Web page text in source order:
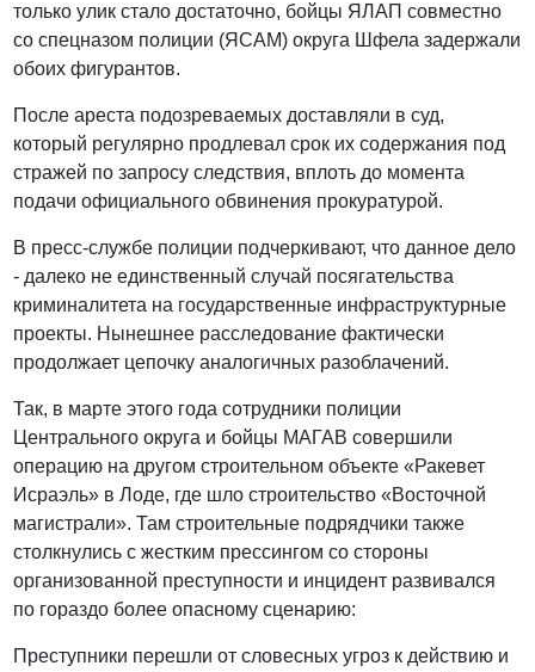
только улик стало достаточно, бойцы ЯЛАП совместно
со спецназом полиции (ЯСАМ) округа Шфела задержали
обоих фигурантов.
После ареста подозреваемых доставляли в суд,
который регулярно продлевал срок их содержания под
стражей по запросу следствия, вплоть до момента
подачи официального обвинения прокуратурой.
В пресс-службе полиции подчеркивают, что данное дело
- далеко не единственный случай посягательства
криминалитета на государственные инфраструктурные
проекты. Нынешнее расследование фактически
продолжает цепочку аналогичных разоблачений.
Так, в марте этого года сотрудники полиции
Центрального округа и бойцы МАГАВ совершили
операцию на другом строительном объекте «Ракевет
Исраэль» в Лоде, где шло строительство «Восточной
магистрали». Там строительные подрядчики также
столкнулись с жестким прессингом со стороны
организованной преступности и инцидент развивался
по гораздо более опасному сценарию:
Преступники перешли от словесных угроз к действию и